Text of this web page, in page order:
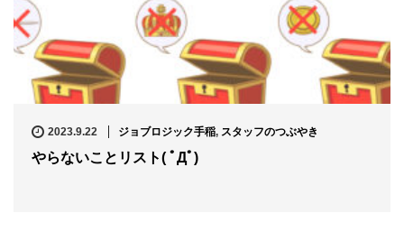
2023.9.22 ジョブロジック手稲, スタッフのつぶやき
やらないことリスト( ﾟДﾟ)